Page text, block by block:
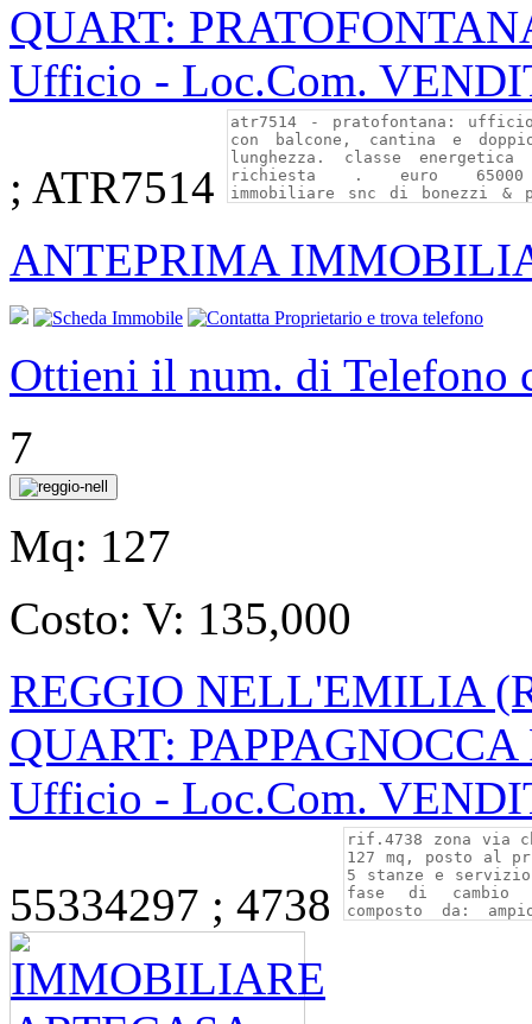
QUART:
Ufficio - Loc.Com.
; ATR7514
ANTEPRIMA
Ottieni il num. di Telefono
7
Mq: 127
Costo: V: 135,000
REGGIO NELL'EMILIA
QUART: PAPPAGNOCCA
Ufficio - Loc.Com.
55334297 ; 4738